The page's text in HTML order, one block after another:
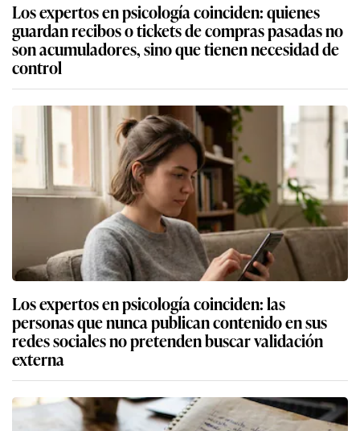
Los expertos en psicología coinciden: quienes
guardan recibos o tickets de compras pasadas no
son acumuladores, sino que tienen necesidad de
control
Los expertos en psicología coinciden: las
personas que nunca publican contenido en sus
redes sociales no pretenden buscar validación
externa